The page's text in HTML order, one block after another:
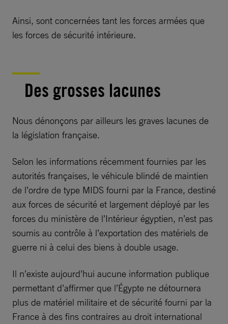
Ainsi, sont concernées tant les forces armées que
les forces de sécurité intérieure.
Des grosses lacunes
Nous dénonçons par ailleurs les graves lacunes de
la législation française.
Selon les informations récemment fournies par les
autorités françaises, le véhicule blindé de maintien
de l’ordre de type MIDS fourni par la France, destiné
aux forces de sécurité et largement déployé par les
forces du ministère de l’Intérieur égyptien, n’est pas
soumis au contrôle à l’exportation des matériels de
guerre ni à celui des biens à double usage.
Il n’existe aujourd’hui aucune information publique
permettant d’affirmer que l’Égypte ne détournera
plus de matériel militaire et de sécurité fourni par la
France à des fins contraires au droit international